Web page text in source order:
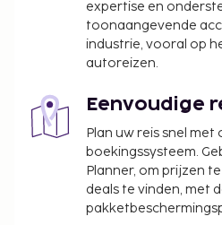
persoon, per nacht voor
Deze belasting is niet
kinderen die jonger zijn
accommodatie aan ons
Toeslag voor huisdieren:
Assistentiedieren zijn
Toeslag voor babybed:
expertise en
toonaangevende
industrie, vooral op
autoreizen.
Eenvoudige
Plan uw reis snel met
boekingssysteem.
Planner, om prijzen
deals te vinden, met